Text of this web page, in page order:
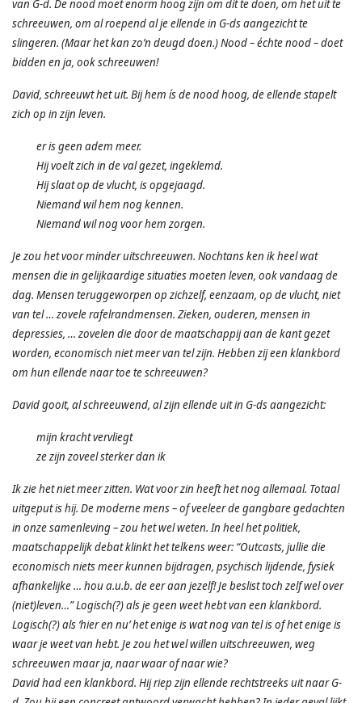
van G-d. De nood moet enorm hoog zijn om dit te doen, om het uit te
schreeuwen, om al roepend al je ellende in G-ds aangezicht te
slingeren. (Maar het kan zo’n deugd doen.) Nood – échte nood – doet
bidden en ja, ook schreeuwen!
David, schreeuwt het uit. Bij hem ís de nood hoog, de ellende stapelt
zich op in zijn leven.
er is geen adem meer.
Hij voelt zich in de val gezet, ingeklemd.
Hij slaat op de vlucht, is opgejaagd.
Niemand wil hem nog kennen.
Niemand wil nog voor hem zorgen.
Je zou het voor minder uitschreeuwen. Nochtans ken ik heel wat
mensen die in gelijkaardige situaties moeten leven, ook vandaag de
dag. Mensen teruggeworpen op zichzelf, eenzaam, op de vlucht, niet
van tel … zovele rafelrandmensen. Zieken, ouderen, mensen in
depressies, … zovelen die door de maatschappij aan de kant gezet
worden, economisch niet meer van tel zijn. Hebben zij een klankbord
om hun ellende naar toe te schreeuwen?
David gooit, al schreeuwend, al zijn ellende uit in G-ds aangezicht:
mijn kracht vervliegt
ze zijn zoveel sterker dan ik
Ik zie het niet meer zitten. Wat voor zin heeft het nog allemaal. Totaal
uitgeput is hij. De moderne mens – of veeleer de gangbare gedachten
in onze samenleving – zou het wel weten. In heel het politiek,
maatschappelijk debat klinkt het telkens weer: “Outcasts, jullie die
economisch niets meer kunnen bijdragen, psychisch lijdende, fysiek
afhankelijke … hou a.u.b. de eer aan jezelf! Je beslist toch zelf wel over
(niet)leven…” Logisch(?) als je geen weet hebt van een klankbord.
Logisch(?) als ‘hier en nu’ het enige is wat nog van tel is of het enige is
waar je weet van hebt. Je zou het wel willen uitschreeuwen, weg
schreeuwen maar ja, naar waar of naar wie?
David had een klankbord. Hij riep zijn ellende rechtstreeks uit naar G-